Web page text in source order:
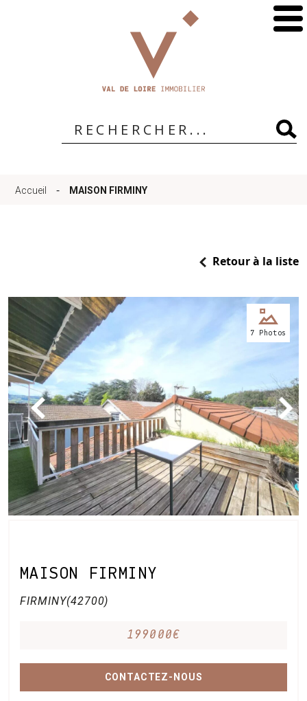
Accueil - MAISON FIRMINY
Retour à la liste
MAISON FIRMINY
FIRMINY(42700)
199000€
CONTACTEZ-NOUS
7 Photos
Nos
bureaux
Services
Biens
Contact